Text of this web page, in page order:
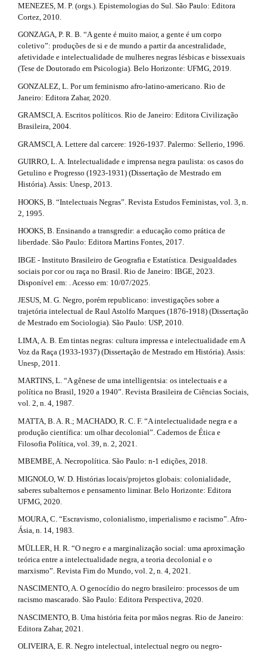
MENEZES, M. P. (orgs.). Epistemologias do Sul. São Paulo: Editora
Cortez, 2010.
GONZAGA, P. R. B. “A gente é muito maior, a gente é um corpo
coletivo”: produções de si e de mundo a partir da ancestralidade,
afetividade e intelectualidade de mulheres negras lésbicas e bissexuais
(Tese de Doutorado em Psicologia). Belo Horizonte: UFMG, 2019.
GONZALEZ, L. Por um feminismo afro-latino-americano. Rio de
Janeiro: Editora Zahar, 2020.
GRAMSCI, A. Escritos políticos. Rio de Janeiro: Editora Civilização
Brasileira, 2004.
GRAMSCI, A. Lettere dal carcere: 1926-1937. Palermo: Sellerio, 1996.
GUIRRO, L. A. Intelectualidade e imprensa negra paulista: os casos do
Getulino e Progresso (1923-1931) (Dissertação de Mestrado em
História). Assis: Unesp, 2013.
HOOKS, B. “Intelectuais Negras”. Revista Estudos Feministas, vol. 3, n.
2, 1995.
HOOKS, B. Ensinando a transgredir: a educação como prática de
liberdade. São Paulo: Editora Martins Fontes, 2017.
IBGE - Instituto Brasileiro de Geografia e Estatística. Desigualdades
sociais por cor ou raça no Brasil. Rio de Janeiro: IBGE, 2023.
Disponível em: . Acesso em: 10/07/2025.
JESUS, M. G. Negro, porém republicano: investigações sobre a
trajetória intelectual de Raul Astolfo Marques (1876-1918) (Dissertação
de Mestrado em Sociologia). São Paulo: USP, 2010.
LIMA, A. B. Em tintas negras: cultura impressa e intelectualidade em A
Voz da Raça (1933-1937) (Dissertação de Mestrado em História). Assis:
Unesp, 2011.
MARTINS, L. “A gênese de uma intelligentsia: os intelectuais e a
política no Brasil, 1920 a 1940”. Revista Brasileira de Ciências Sociais,
vol. 2, n. 4, 1987.
MATTA, B. A. R.; MACHADO, R. C. F. “A intelectualidade negra e a
produção científica: um olhar decolonial”. Cadernos de Ética e
Filosofia Política, vol. 39, n. 2, 2021.
MBEMBE, A. Necropolítica. São Paulo: n-1 edições, 2018.
MIGNOLO, W. D. Histórias locais/projetos globais: colonialidade,
saberes subalternos e pensamento liminar. Belo Horizonte: Editora
UFMG, 2020.
MOURA, C. “Escravismo, colonialismo, imperialismo e racismo”. Afro-
Ásia, n. 14, 1983.
MÜLLER, H. R. “O negro e a marginalização social: uma aproximação
teórica entre a intelectualidade negra, a teoria decolonial e o
marxismo”. Revista Fim do Mundo, vol. 2, n. 4, 2021.
NASCIMENTO, A. O genocídio do negro brasileiro: processos de um
racismo mascarado. São Paulo: Editora Perspectiva, 2020.
NASCIMENTO, B. Uma história feita por mãos negras. Rio de Janeiro:
Editora Zahar, 2021.
OLIVEIRA, E. R. Negro intelectual, intelectual negro ou negro-